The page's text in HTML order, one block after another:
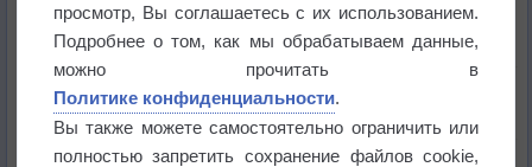
В Центральной России наступают самые жаркие
Дневная температура воздуха в ОАЭ превысила
+51°
Европейские столицы бьют рекорды жары
просмотр, Вы соглашаетесь с их использованием.
Подробнее о том, как мы обрабатываем данные,
можно прочитать в
Политике конфиденциальности.
Вы также можете самостоятельно ограничить или
полностью запретить сохранение файлов cookie,